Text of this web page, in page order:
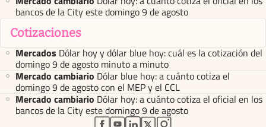
bancos de la City este domingo 9 de agosto
Cotizaciones
Mercados Dólar hoy y dólar blue hoy: cuál es la cotización del
domingo 9 de agosto minuto a minuto
Mercado cambiario Dólar blue hoy: a cuánto cotiza el
domingo 9 de agosto con el MEP y el CCL
Mercado cambiario Dólar hoy: a cuánto cotiza el oficial en los
bancos de la City este domingo 9 de agosto
abre en nueva pestaña
abre en nueva pestaña
abre en nueva pestaña
abre en nueva pestaña
abre en nueva pestaña